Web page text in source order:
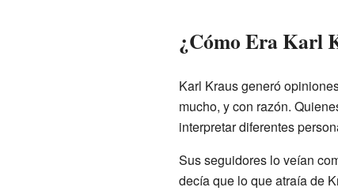
¿Cómo Era Karl
Karl Kraus generó
mucho, y con razón.
interpretar diferentes
Sus seguidores lo veían
decía que lo que atraía de